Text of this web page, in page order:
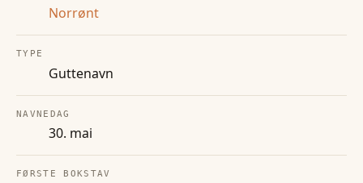
Norrønt
TYPE
Guttenavn
NAVNEDAG
30. mai
FØRSTE BOKSTAV